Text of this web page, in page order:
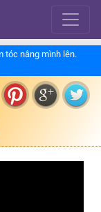
tóc nâng mình lên.